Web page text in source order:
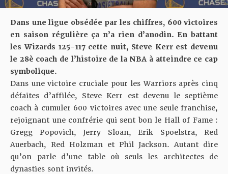
Dans une ligue obsédée par les chiffres, 600 victoires
en saison régulière ça n’a rien d’anodin. En battant
les Wizards 125-117 cette nuit, Steve Kerr est devenu
le 28è coach de l’histoire de la NBA à atteindre ce cap
symbolique.
Dans une victoire cruciale pour les Warriorsaprès cinq
défaites d’affilée, Steve Kerr est devenu le septième
coach à cumuler 600 victoires avec une seule franchise,
rejoignant une confrérie qui sent bon le Hall of Fame :
Gregg Popovich, Jerry Sloan, Erik Spoelstra, Red
Auerbach, Red Holzman et Phil Jackson. Autant dire
qu’on parle d’une table où seuls les architectes de
dynasties sont invités.